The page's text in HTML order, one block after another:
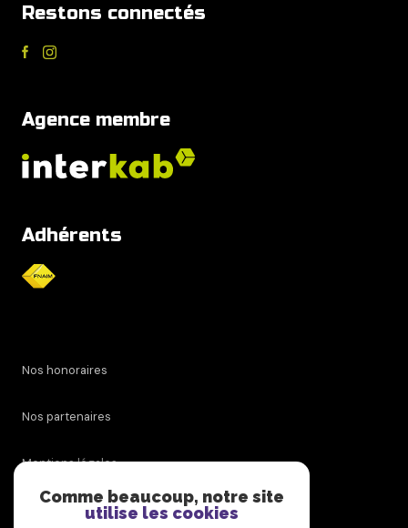
Restons connectés
Agence membre
Adhérents
Nos honoraires
Nos partenaires
Mentions légales
Comme beaucoup, notre site
utilise les cookies